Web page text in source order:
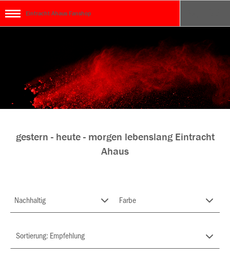
Eintracht Ahaus Fanshop
gestern - heute - morgen lebenslang Eintracht
Ahaus
Nachhaltig Farbe